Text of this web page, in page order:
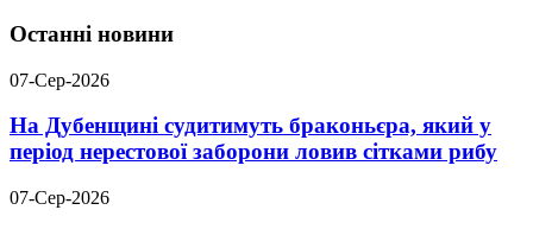
Останні новини
07-Сер-2026
На Дубенщині судитимуть браконьєра, який у
період нерестової заборони ловив сітками рибу
07-Сер-2026